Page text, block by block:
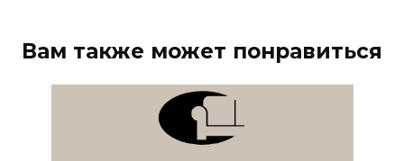
Вам также может понравиться